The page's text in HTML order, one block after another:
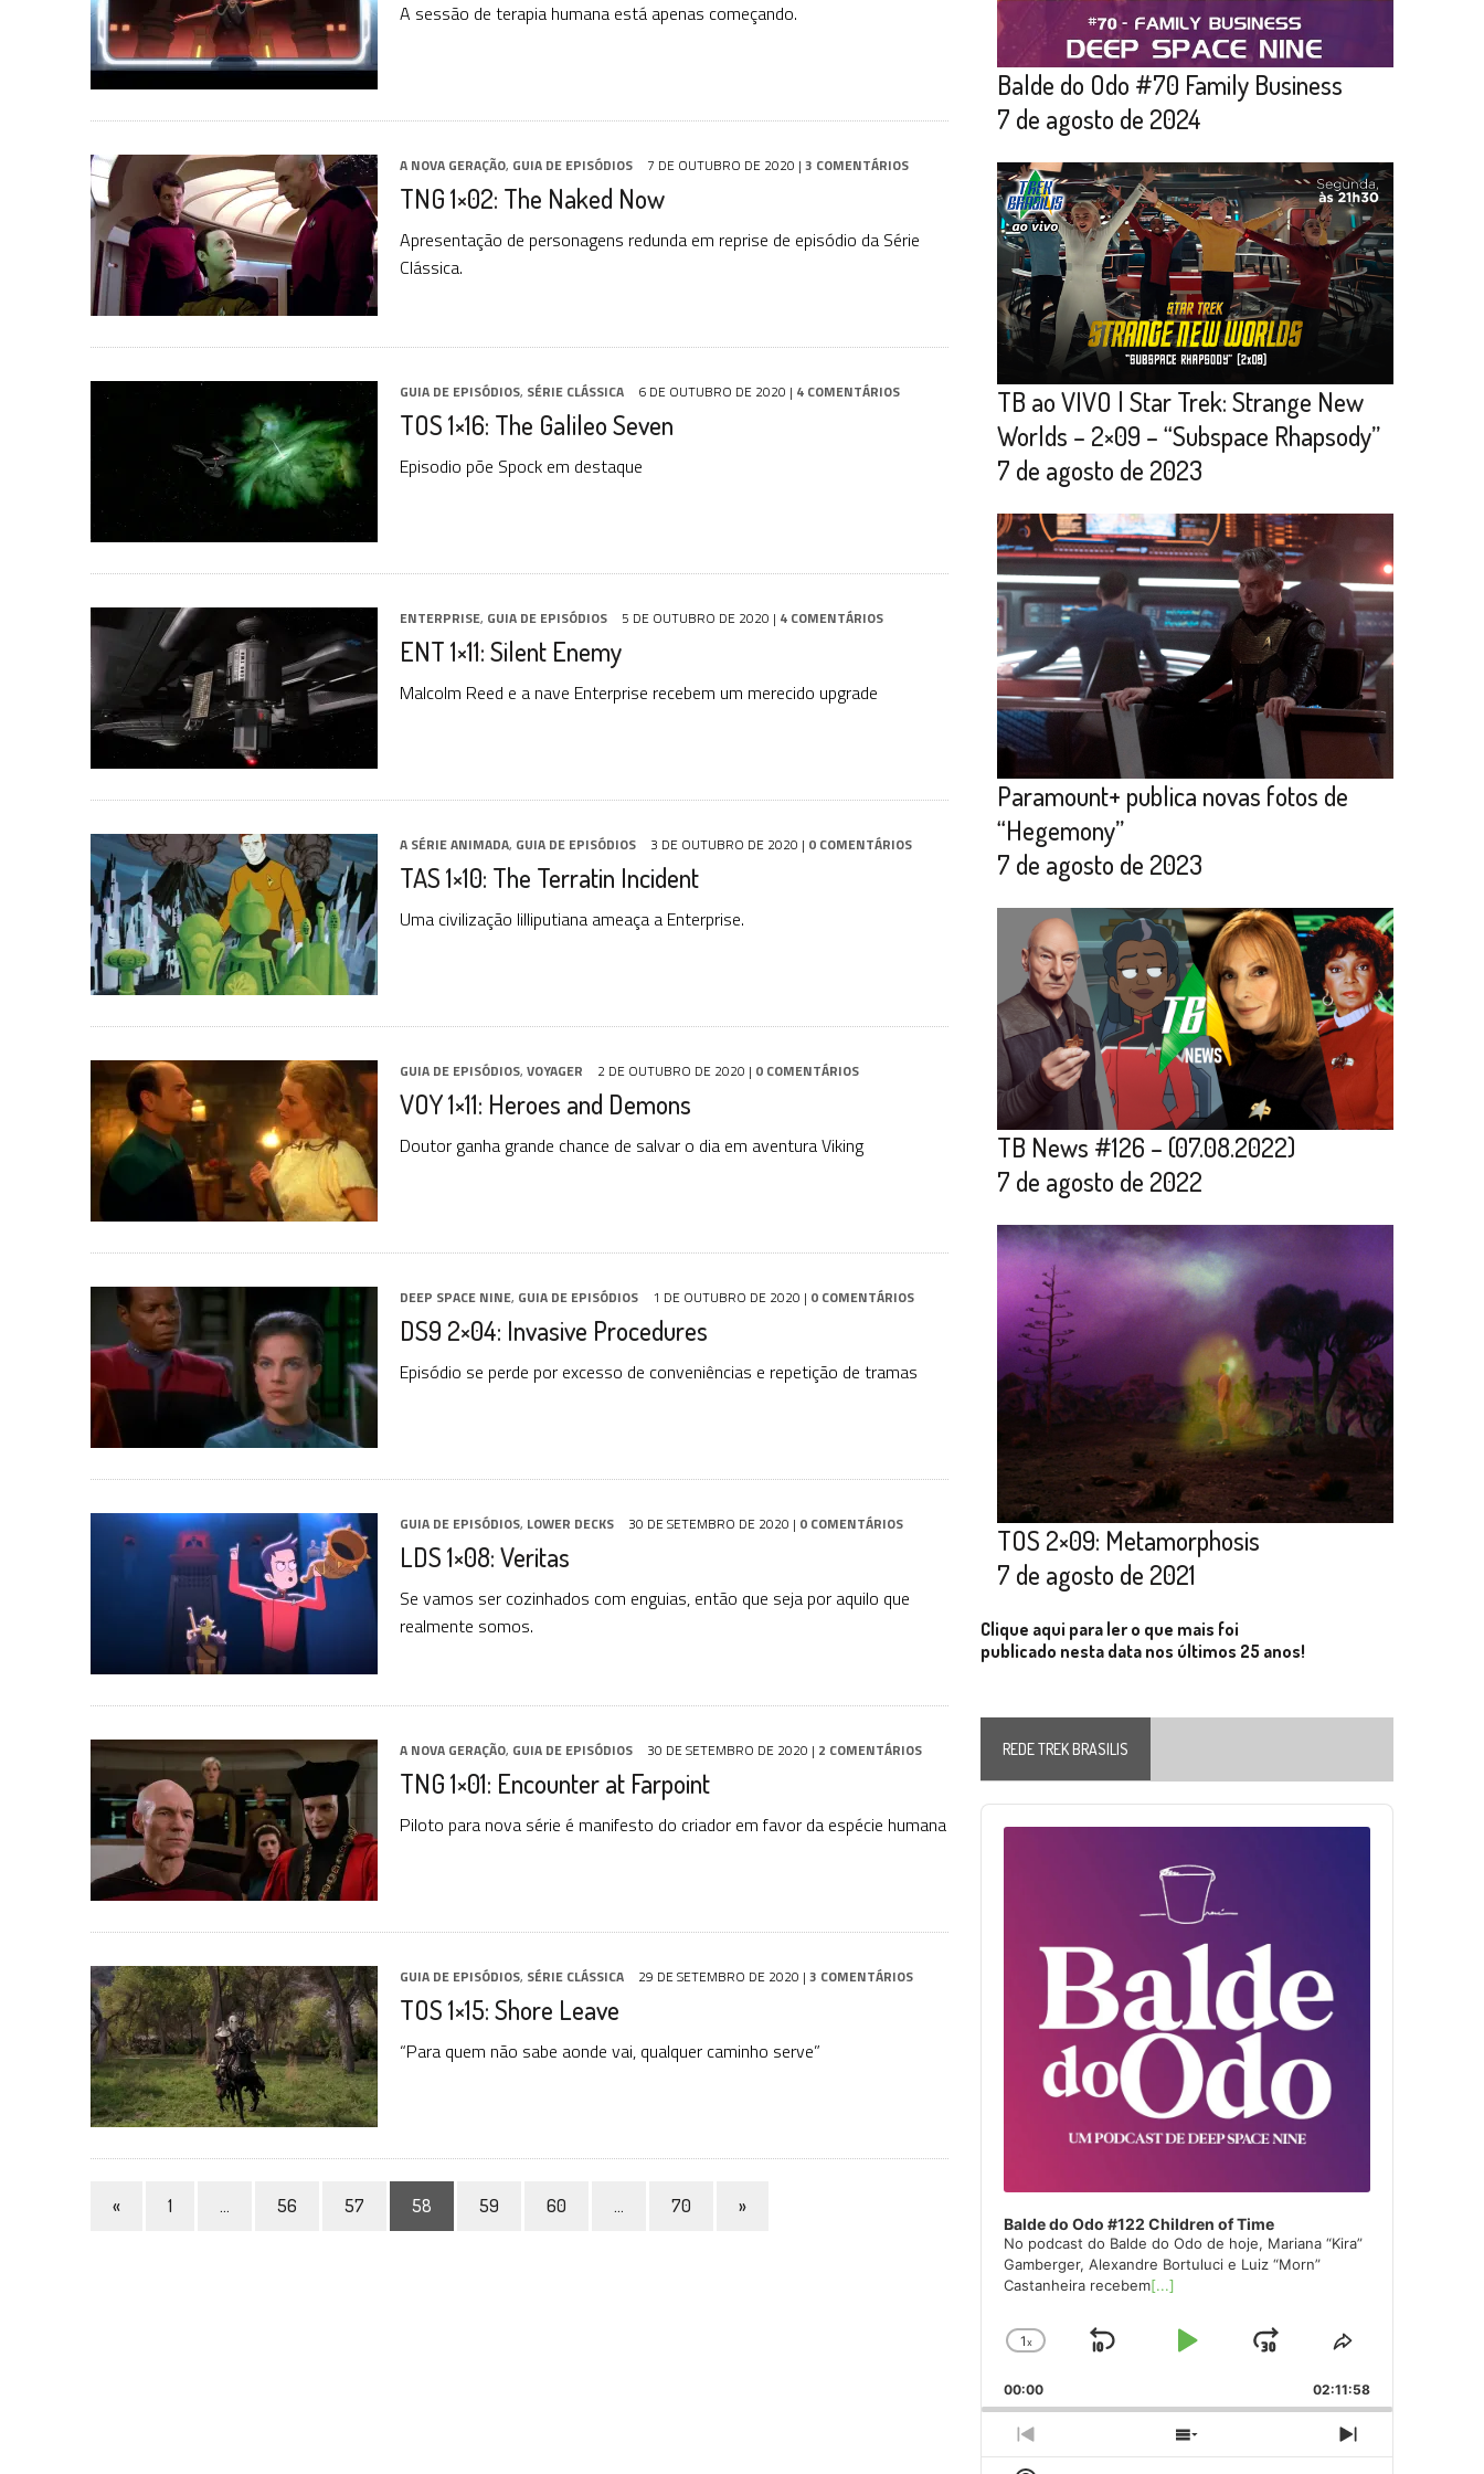
A sessão de terapia humana está apenas começando.
A NOVA GERAÇÃO, GUIA DE EPISÓDIOS 7 DE OUTUBRO DE 2020 | 3 COMENTÁRIOS
TNG 1×02: The Naked Now
Apresentação de personagens redunda em reprise de episódio da Série
Clássica.
GUIA DE EPISÓDIOS, SÉRIE CLÁSSICA 6 DE OUTUBRO DE 2020 | 4 COMENTÁRIOS
TOS 1×16: The Galileo Seven
Episodio põe Spock em destaque
ENTERPRISE, GUIA DE EPISÓDIOS 5 DE OUTUBRO DE 2020 | 4 COMENTÁRIOS
ENT 1×11: Silent Enemy
Malcolm Reed e a nave Enterprise recebem um merecido upgrade
A SÉRIE ANIMADA, GUIA DE EPISÓDIOS 3 DE OUTUBRO DE 2020 | 0 COMENTÁRIOS
TAS 1×10: The Terratin Incident
Uma civilização lilliputiana ameaça a Enterprise.
GUIA DE EPISÓDIOS, VOYAGER 2 DE OUTUBRO DE 2020 | 0 COMENTÁRIOS
VOY 1×11: Heroes and Demons
Doutor ganha grande chance de salvar o dia em aventura Viking
DEEP SPACE NINE, GUIA DE EPISÓDIOS 1 DE OUTUBRO DE 2020 | 0 COMENTÁRIOS
DS9 2×04: Invasive Procedures
Episódio se perde por excesso de conveniências e repetição de tramas
GUIA DE EPISÓDIOS, LOWER DECKS 30 DE SETEMBRO DE 2020 | 0 COMENTÁRIOS
LDS 1×08: Veritas
Se vamos ser cozinhados com enguias, então que seja por aquilo que
realmente somos.
A NOVA GERAÇÃO, GUIA DE EPISÓDIOS 30 DE SETEMBRO DE 2020 | 2 COMENTÁRIOS
TNG 1×01: Encounter at Farpoint
Piloto para nova série é manifesto do criador em favor da espécie humana
GUIA DE EPISÓDIOS, SÉRIE CLÁSSICA 29 DE SETEMBRO DE 2020 | 3 COMENTÁRIOS
TOS 1×15: Shore Leave
“Para quem não sabe aonde vai, qualquer caminho serve”
« 1 … 56 57 58 59 60 … 70 »
Balde do Odo #70 Family Business
7 de agosto de 2024
TB ao VIVO | Star Trek: Strange New
Worlds – 2×09 – “Subspace Rhapsody”
7 de agosto de 2023
Paramount+ publica novas fotos de
“Hegemony”
7 de agosto de 2023
TB News #126 – (07.08.2022)
7 de agosto de 2022
TOS 2×09: Metamorphosis
7 de agosto de 2021
Clique aqui para ler o que mais foi
publicado nesta data nos últimos 25 anos!
REDE TREK BRASILIS
Audio
Player
Balde do Odo #122 Children of Time
No podcast do Balde do Odo de hoje, Mariana “Kira”
Gamberger, Alexandre Bortuluci e Luiz “Morn”
Castanheira recebem[...]
Change
Rate
1x
Skip
Play
Jump
Forward
Share
Episode
00:00 02:11:58
Previous
Episode
Show
Next